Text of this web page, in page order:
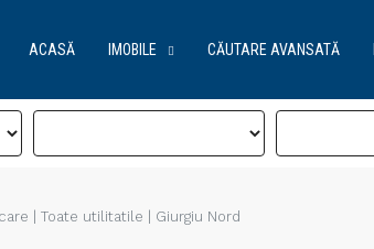
ACASĂ IMOBILE CĂUTARE AVANSATĂ
| Toate utilitatile | Giurgiu Nord